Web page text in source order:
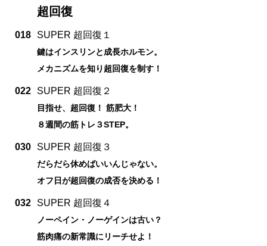
超回復
018 SUPER 超回復１
鍵はインスリンと成長ホルモン。
メカニズムを知り超回復を制す！
022 SUPER 超回復２
目指せ、超回復！ 筋肥大！
８週間の筋トレ３STEP。
030 SUPER 超回復３
だらだら休めばいいんじゃない。
オフ日が超回復の成否を決める！
032 SUPER 超回復４
ノーペイン・ノーゲインは古い？
筋肉痛の新常識にリーチせよ！